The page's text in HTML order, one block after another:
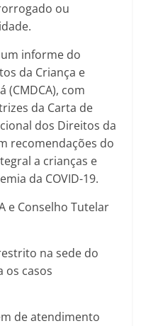
ou
informe do
da Criança e
(CMDCA), com
da Carta de
dos Direitos da
recomendações do
a crianças e
da COVID-19.
e Conselho Tutelar
na sede do
os casos
de atendimento